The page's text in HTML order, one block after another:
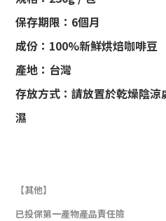
保存期限：6個月
成份：100%新鮮烘焙咖啡豆
產地：台灣
存放方式：請放置於乾燥陰
濕
【其他】
已投保第一產物產品責任險